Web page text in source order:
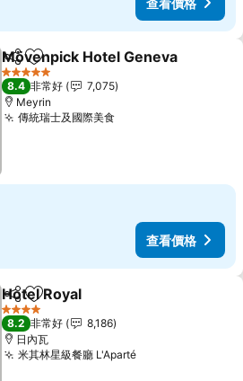
分享 加入我的最愛
Mövenpick Hotel Geneva
5 星級
8.4 非常好
7,075
Meyrin
傳統瑞士及國際美食查看價格
查看價格
分享 加入我的最愛
Hotel Royal
4 星級
8.2 非常好
8,186
日內瓦
米其林星級餐廳 L'Aparté查看價格